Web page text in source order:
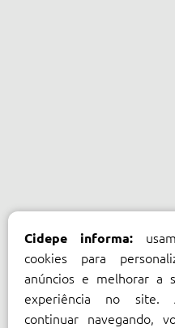
Cidepe informa:
cookies para
anúncios e melhorar a
experiência no site.
continuar navegando,